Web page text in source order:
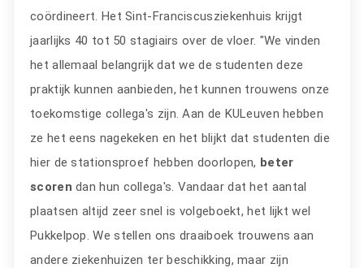
coördineert. Het Sint-Franciscusziekenhuis krijgt
jaarlijks 40 tot 50 stagiairs over de vloer. "We vinden
het allemaal belangrijk dat we de studenten deze
praktijk kunnen aanbieden, het kunnen trouwens onze
toekomstige collega's zijn. Aan de KULeuven hebben
ze het eens nagekeken en het blijkt dat studenten die
hier de stationsproef hebben doorlopen, beter
scorendan hun collega's. Vandaar dat het aantal
plaatsen altijd zeer snel is volgeboekt, het lijkt wel
Pukkelpop. We stellen ons draaiboek trouwens aan
andere ziekenhuizen ter beschikking, maar zijn